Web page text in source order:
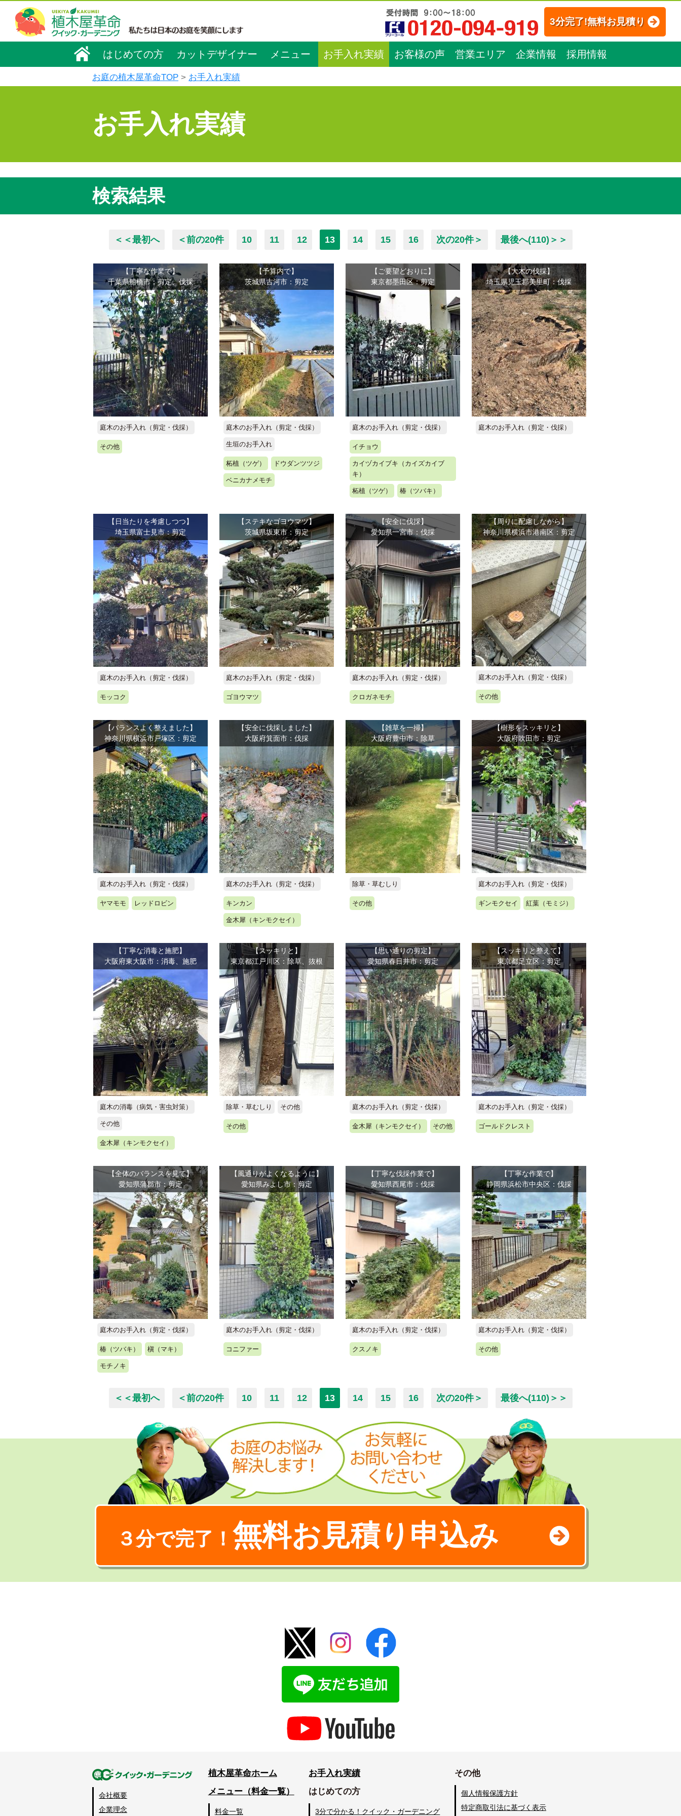
3分完了!無料お見積り
はじめての方 カットデザイナー メニュー お手入れ実績 お客様の声 営業エリア 企業情報 採用情報
お庭の植木屋革命TOP お手入れ実績
お手入れ実績
検索結果
＜＜最初へ ＜前の20件 10 11 12 13 14 15 16 次の20件＞ 最後へ(110)＞＞
【丁寧な作業で】
千葉県船橋市：剪定、伐採
庭木のお手入れ（剪定・伐採）
その他
【予算内で】
茨城県古河市：剪定
庭木のお手入れ（剪定・伐採）
生垣のお手入れ
柘植（ツゲ） ドウダンツツジ
ベニカナメモチ
【ご要望どおりに】
東京都墨田区：剪定
庭木のお手入れ（剪定・伐採）
イチョウ
カイヅカイブキ（カイズカイブ
キ）
柘植（ツゲ） 椿（ツバキ）
【大木の伐採】
埼玉県児玉郡美里町：伐採
庭木のお手入れ（剪定・伐採）
【日当たりを考慮しつつ】
埼玉県富士見市：剪定
庭木のお手入れ（剪定・伐採）
モッコク
【ステキなゴヨウマツ】
茨城県坂東市：剪定
庭木のお手入れ（剪定・伐採）
ゴヨウマツ
【安全に伐採】
愛知県一宮市：伐採
庭木のお手入れ（剪定・伐採）
クロガネモチ
【周りに配慮しながら】
神奈川県横浜市港南区：剪定
庭木のお手入れ（剪定・伐採）
その他
【バランスよく整えました】
神奈川県横浜市戸塚区：剪定
庭木のお手入れ（剪定・伐採）
ヤマモモ レッドロビン
【安全に伐採しました】
大阪府箕面市：伐採
庭木のお手入れ（剪定・伐採）
キンカン
金木犀（キンモクセイ）
【雑草を一掃】
大阪府豊中市：除草
除草・草むしり
その他
【樹形をスッキリと】
大阪府吹田市：剪定
庭木のお手入れ（剪定・伐採）
ギンモクセイ 紅葉（モミジ）
【丁寧な消毒と施肥】
大阪府東大阪市：消毒、施肥
庭木の消毒（病気・害虫対策）
その他
金木犀（キンモクセイ）
【スッキリと】
東京都江戸川区：除草、抜根
除草・草むしり その他
その他
【思い通りの剪定】
愛知県春日井市：剪定
庭木のお手入れ（剪定・伐採）
金木犀（キンモクセイ） その他
【スッキリと整えて】
東京都足立区：剪定
庭木のお手入れ（剪定・伐採）
ゴールドクレスト
【全体のバランスを見て】
愛知県蒲郡市：剪定
庭木のお手入れ（剪定・伐採）
椿（ツバキ） 槇（マキ）
モチノキ
【風通りがよくなるように】
愛知県みよし市：剪定
庭木のお手入れ（剪定・伐採）
コニファー
【丁寧な伐採作業で】
愛知県西尾市：伐採
庭木のお手入れ（剪定・伐採）
クスノキ
【丁寧な作業で】
静岡県浜松市中央区：伐採
庭木のお手入れ（剪定・伐採）
その他
＜＜最初へ ＜前の20件 10 11 12 13 14 15 16 次の20件＞ 最後へ(110)＞＞
３分で完了！ 無料お見積り申込み
会社概要
企業理念
植木屋革命ホーム
メニュー（料金一覧）
料金一覧
お手入れ実績
はじめての方
3分で分かる！クイック・ガーデニング
その他
個人情報保護方針
特定商取引法に基づく表示